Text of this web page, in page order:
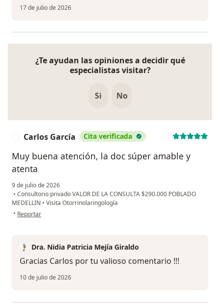
17 de julio de 2026
¿Te ayudan las opiniones a decidir qué
especialistas visitar?
Si No
Carlos García Cita verificada
Muy buena atención, la doc súper amable y
atenta
9 de julio de 2026
• Consultorio privado VALOR DE LA CONSULTA $290.000 POBLADO
MEDELLIN • Visita Otorrinolaringología
• en opinión del usuario Carlos García
Reportar
Dra. Nidia Patricia Mejía Giraldo
Gracias Carlos por tu valioso comentario !!!
10 de julio de 2026